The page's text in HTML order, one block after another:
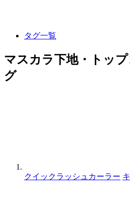
タグ一覧
マスカラ下地・トッ
グ
クイックラッシュカーラー